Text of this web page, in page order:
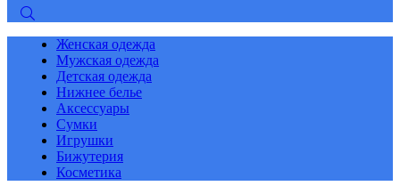
Женская одежда
Мужская одежда
Детская одежда
Нижнее белье
Аксессуары
Сумки
Игрушки
Бижутерия
Косметика